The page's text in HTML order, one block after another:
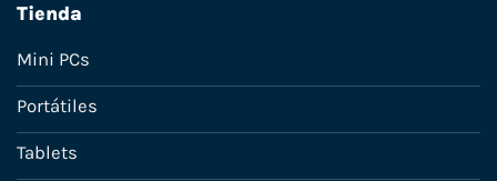
Tienda
Mini PCs
Portátiles
Tablets